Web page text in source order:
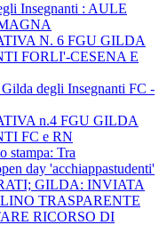
Insegnanti : AULE
N. 6 FGU GILDA
FORLI'-CESENA E
degli Insegnanti FC -
n.4 FGU GILDA
FC e RN
stampa: Tra
day 'acchiappastudenti'
GILDA: INVIATA
TRASPARENTE
RICORSO DI